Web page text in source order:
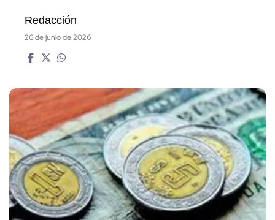
Redacción
26 de junio de 2026